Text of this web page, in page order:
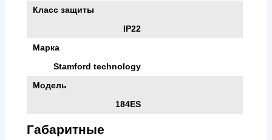
Класс защиты
IP22
Марка
Stamford technology
Модель
184ES
Габаритные